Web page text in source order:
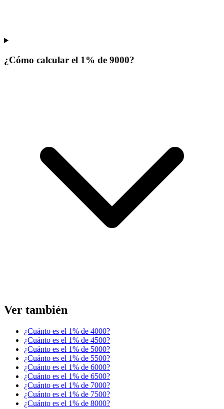
¿Cómo calcular el 1% de 9000?
Ver también
¿Cuánto es el 1% de 4000?
¿Cuánto es el 1% de 4500?
¿Cuánto es el 1% de 5000?
¿Cuánto es el 1% de 5500?
¿Cuánto es el 1% de 6000?
¿Cuánto es el 1% de 6500?
¿Cuánto es el 1% de 7000?
¿Cuánto es el 1% de 7500?
¿Cuánto es el 1% de 8000?